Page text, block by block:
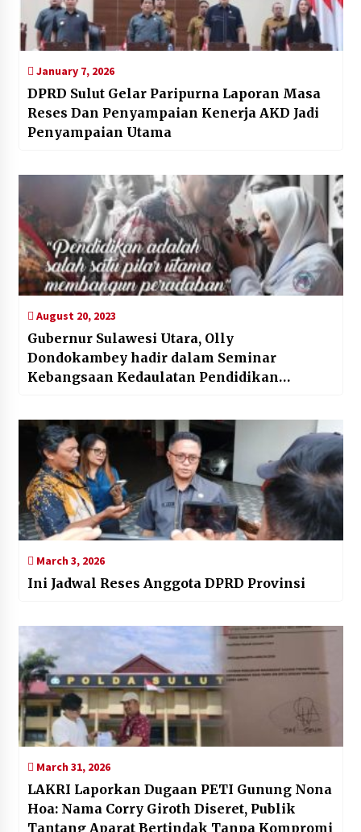
January 7, 2026
DPRD Sulut Gelar Paripurna Laporan Masa
Reses Dan Penyampaian Kenerja AKD Jadi
Penyampaian Utama
August 20, 2023
Gubernur Sulawesi Utara, Olly
Dondokambey hadir dalam Seminar
Kebangsaan Kedaulatan Pendidikan
(FGPB) Sulut di Novotel Manado. Turut
Menko PMK RI, Bapak Muhadjir Effendy.
March 3, 2026
Ini Jadwal Reses Anggota DPRD Provinsi
March 31, 2026
LAKRI Laporkan Dugaan PETI Gunung Nona
Hoa: Nama Corry Giroth Diseret, Publik
Tantang Aparat Bertindak Tanpa Kompromi